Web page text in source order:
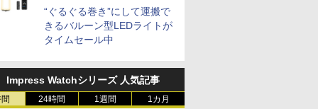
“ぐるぐる巻き”にして運搬で
きるバルーン型LEDライトが
タイムセール中
Impress Watchシリーズ 人気記事
24時間 1週間 1カ月